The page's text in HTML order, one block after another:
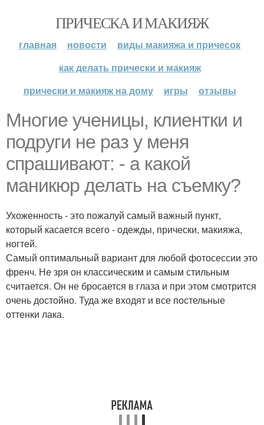
ПРИЧЕСКА И МАКИЯЖ
главная новости
виды макияжа и причесок
как делать прически и макияж
прически и макияж на дому
игры отзывы
Многие ученицы, клиентки и
подруги не раз у меня
спрашивают: - а какой
маникюр делать на съемку?
Ухоженность - это пожалуй самый важный пункт,
который касается всего - одежды, прически, макияжа,
ногтей.
Самый оптимальный вариант для любой фотосессии это
френч. Не зря он классическим и самым стильным
считается. Он не бросается в глаза и при этом смотрится
очень достойно. Туда же входят и все постельные
оттенки лака.